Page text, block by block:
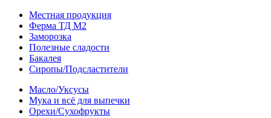
Местная продукция
Ферма ТД М2
Заморозка
Полезные сладости
Бакалея
Сиропы/Подсластители
Масло/Уксусы
Мука и всё для выпечки
Орехи/Сухофрукты